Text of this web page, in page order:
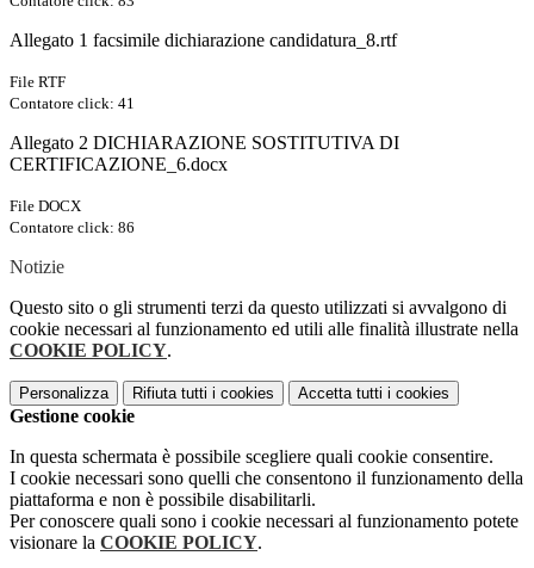
Allegato 1 facsimile dichiarazione candidatura_8.rtf
File RTF
Contatore click: 41
Allegato 2 DICHIARAZIONE SOSTITUTIVA DI
CERTIFICAZIONE_6.docx
File DOCX
Contatore click: 86
Notizie
Questo sito o gli strumenti terzi da questo utilizzati si avvalgono di
cookie necessari al funzionamento ed utili alle finalità illustrate nella
COOKIE POLICY.
Personalizza Rifiuta tutti i cookies Accetta tutti i cookies
Gestione cookie
In questa schermata è possibile scegliere quali cookie consentire.
I cookie necessari sono quelli che consentono il funzionamento della
piattaforma e non è possibile disabilitarli.
Per conoscere quali sono i cookie necessari al funzionamento potete
visionare la COOKIE POLICY.